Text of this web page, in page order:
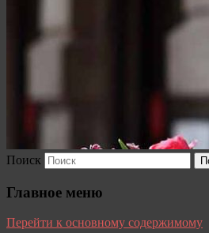
Поиск
Главное меню
Перейти к основному содержимому